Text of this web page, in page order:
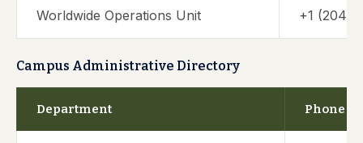
Worldwide Operations Unit +1 (204)
Campus Administrative Directory
Department Phone